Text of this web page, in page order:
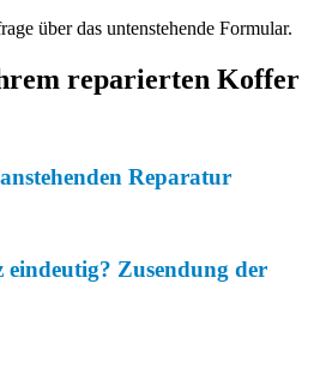
über das untenstehende Formular.
reparierten Koffer
Reparatur
Zusendung der